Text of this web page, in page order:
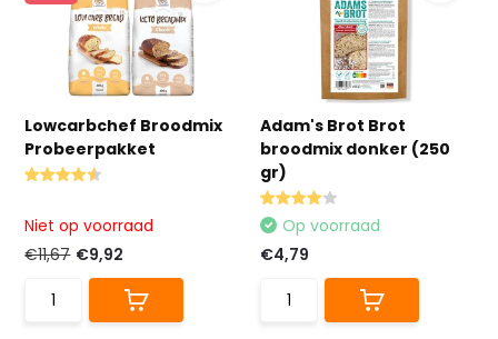
Lowcarbchef Broodmix
Probeerpakket
Niet op voorraad
€11,67 €9,92
Adam's Brot Brot
broodmix donker (250
gr)
Op voorraad
€4,79